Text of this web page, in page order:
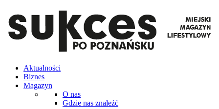
Aktualności
Biznes
Magazyn
O nas
Gdzie nas znaleźć